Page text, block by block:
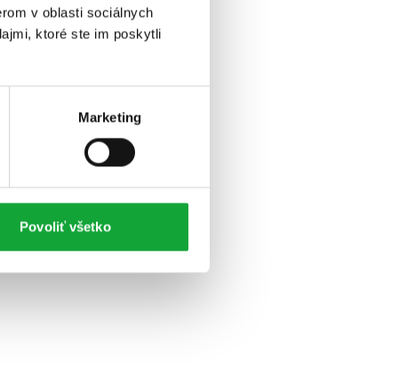
v oblasti sociálnych
ktoré ste im poskytli
Marketing
Povoliť všetko